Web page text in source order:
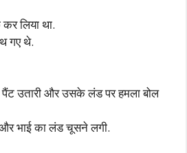
लिया था.
गए थे.
उतारी और उसके लंड पर हमला बोल
भाई का लंड चूसने लगी.